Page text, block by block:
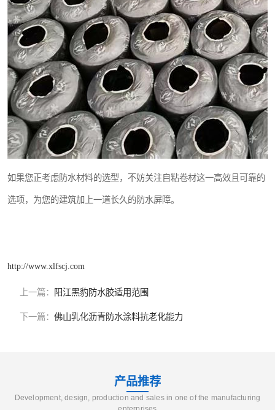
如果您正考虑防水材料的选型，不妨关注自粘卷材这一高效且可靠的
选项，为您的建筑加上一道长久的防水屏障。
http://www.xlfscj.com
上一篇： 阳江黑豹防水胶适用范围
下一篇： 佛山乳化沥青防水涂料抗老化能力
产品推荐
Development, design, production and sales in one of the manufacturing